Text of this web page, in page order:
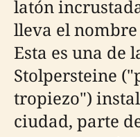
latón
lleva el
Esta es una de
Stolpersteine
tropiezo")
ciudad, parte